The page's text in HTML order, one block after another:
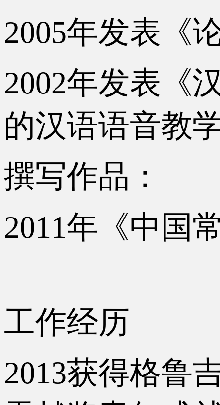
2005年发表《
2002年发表《
的汉语语音教
撰写作品：
2011年《中国
工作经历
2013获得格鲁